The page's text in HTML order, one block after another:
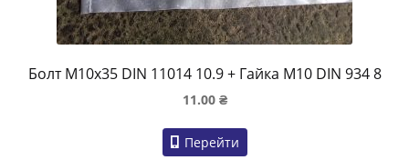
Болт M10x35 DIN 11014 10.9 + Гайка M10 DIN 934 8
11.00 ₴
Перейти